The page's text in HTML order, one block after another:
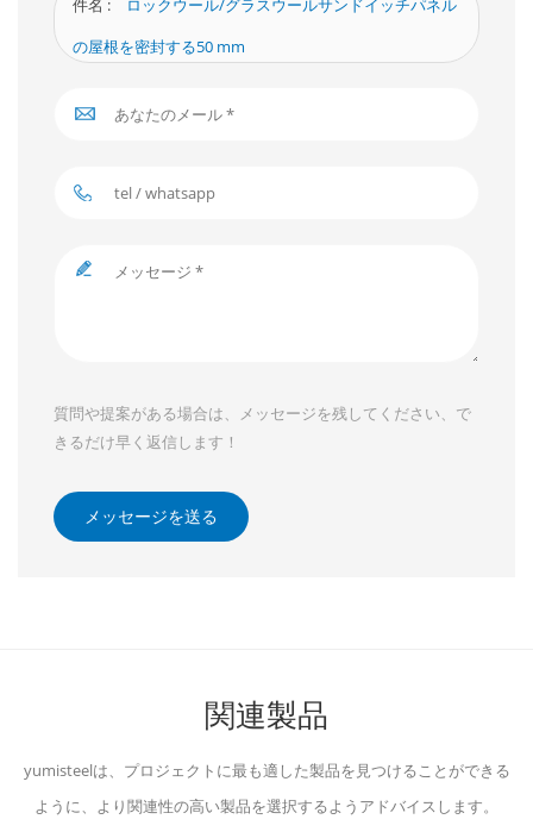
の屋根を密封する50 mm
質問や提案がある場合は、メッセージを残してください、で
きるだけ早く返信します！
メッセージを送る
関連製品
yumisteelは、プロジェクトに最も適した製品を見つけることができる
ように、より関連性の高い製品を選択するようアドバイスします。